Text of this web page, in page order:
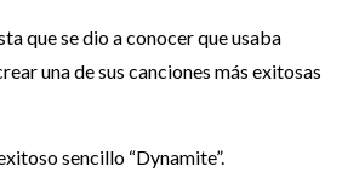
que se dio a conocer que usaba
una de sus canciones más exitosas
sencillo “Dynamite”.